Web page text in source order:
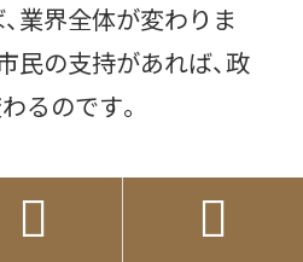
業界全体が変わりま
民の支持があれば、政
るのです。
 